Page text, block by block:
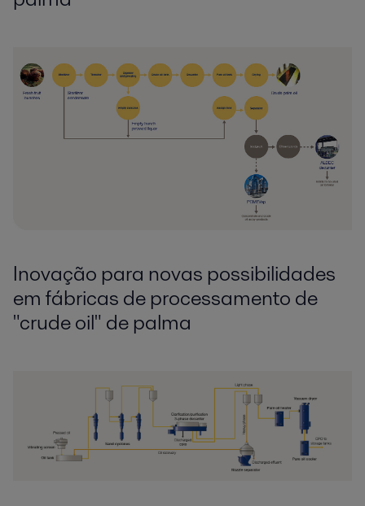
Inovação para novas possibilidades
em fábricas de processamento de
"crude oil" de palma